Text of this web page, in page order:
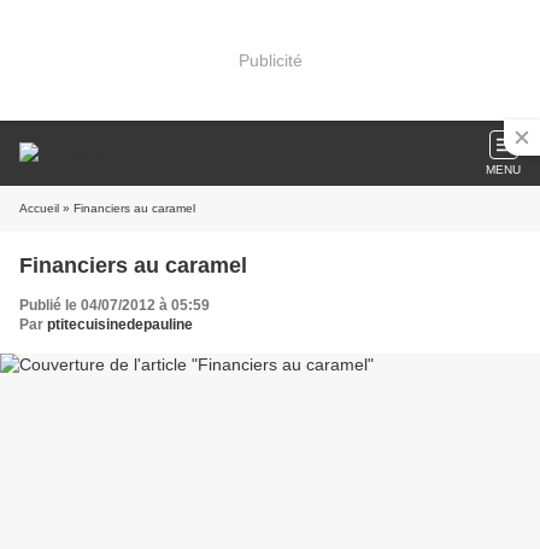
Publicité
MENU
Accueil » Financiers au caramel
Financiers au caramel
Publié le 04/07/2012 à 05:59
Par ptitecuisinedepauline